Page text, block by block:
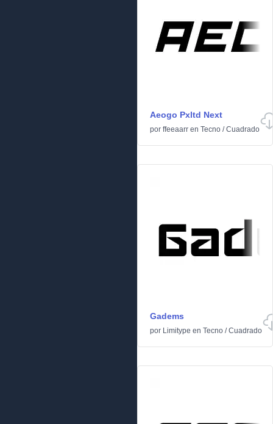
Aeogo Pxltd Next
por ffeeaarr en Tecno /Cuadrado
Gadems
por Limitype en Tecno /Cuadrado